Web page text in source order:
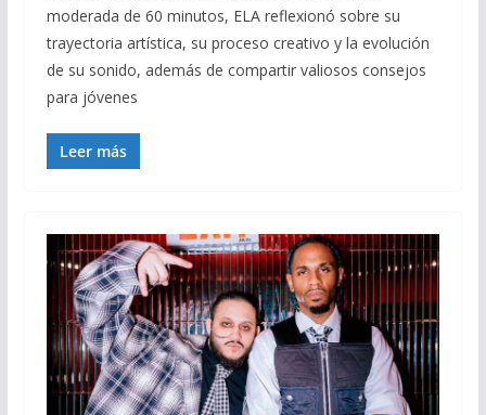
moderada de 60 minutos, ELA reflexionó sobre su
trayectoria artística, su proceso creativo y la evolución
de su sonido, además de compartir valiosos consejos
para jóvenes
Leer más